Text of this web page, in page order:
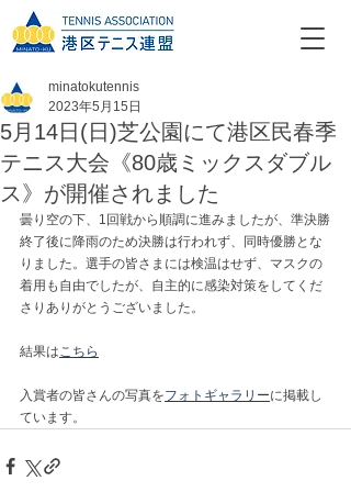
5月14日(日)芝公園にて港区民春季
テニス大会《80歳ミックスダブル
ス》が開催されました
minatokutennis
2023年5月15日
曇り空の下、1回戦から順調に進みましたが、準決勝
終了後に降雨のため決勝は行われず、同時優勝とな
りました。選手の皆さまには検温はせず、マスクの
着用も自由でしたが、自主的に感染対策をしてくだ
さりありがとうございました。
結果はこちら
入賞者の皆さんの写真をフォトギャラリーに掲載し
ています。